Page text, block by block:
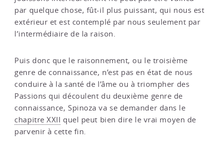
par quelque chose, fût-il plus puissant, qui nous est
extérieur et est contemplé par nous seulement par
l’intermédiaire de la raison.
Puis donc que le raisonnement, ou le troisième
genre de connaissance, n’est pas en état de nous
conduire à la santé de l’âme ou à triompher des
Passions qui découlent du deuxième genre de
connaissance, Spinoza va se demander dans le
chapitre XXII quel peut bien dire le vrai moyen de
parvenir à cette fin.